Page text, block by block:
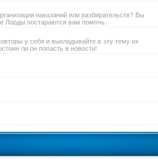
наказаний или разбирательств? Вы
Лорды постараются вам помочь.
у себя и выкладывайте в эту тему их
ли он попасть в новости!